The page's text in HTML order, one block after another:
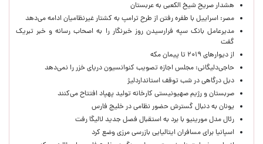
هشدار صریح شیخ الکعبی به عربستان
مصر: اسراییل با طفره رفتن از طرح ترامپ به کشتار غیرنظامیان ادامه می‌دهد
مدیرعامل بانک سپه فرارسیدن روز خبرنگار را به اصحاب رسانه و خبر تبریک
گفت
از دیوارهای ۲۰۱۹ تا پیمان مکه
حاجی‌دلیگانی: مجلس اجازه تصویب کنوانسیون دریای خزر را نمی‌دهد
دبل درگاهی در شب توقف استانداردلیژ
صربستان و رژیم صهیونیستی کارخانه تولید پهپاد افتتاح می‌کنند
یونان به دنبال گسترش حضور نظامی در خلیج فارس
رئال مدل مورینیو با برد به استقبال فصل جدید لالیگا رفت
اسپانیا برای مسافران ایتالیایی بازرسی مرزی وضع کرد